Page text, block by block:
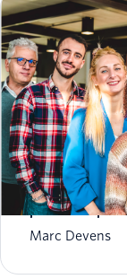
Twilio
partout et
Marc Devens